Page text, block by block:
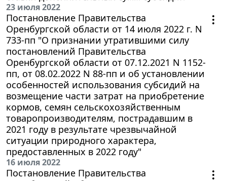
23 июля 2022
Постановление Правительства
Оренбургской области от 14 июля 2022 г. N
733-пп "О признании утратившими силу
постановлений Правительства
Оренбургской области от 07.12.2021 N 1152-
пп, от 08.02.2022 N 88-пп и об установлении
особенностей использования субсидий на
возмещение части затрат на приобретение
кормов, семян сельскохозяйственным
товаропроизводителям, пострадавшим в
2021 году в результате чрезвычайной
ситуации природного характера,
предоставленных в 2022 году"
16 июля 2022
Постановление Правительства